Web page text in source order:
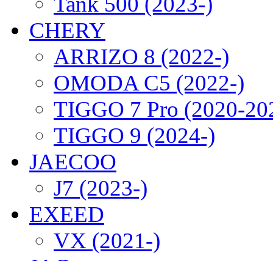
CHERY
ARRIZO 8 (2022-)
OMODA C5 (2022-)
TIGGO 7 Pro (2020-
TIGGO 9 (2024-)
JAECOO
J7 (2023-)
EXEED
VX (2021-)